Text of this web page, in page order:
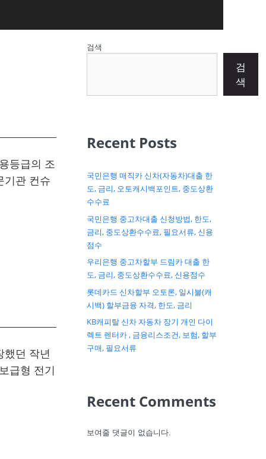
등급의 조
기관 컨슈
했던 작년
급형 전기
검색
검
색
Recent Posts
국민은행 매직카 신차(자동차)대출 한
도, 금리, 오토캐시백포인트, 중도상환
수수료
국민은행 중고차대출 신청방법, 한도,
금리, 중도상환수수료, 필요서류, 신용
점수
우리은행 중고차할부 드림카 대출 한
도, 금리, 중도상환수수료, 신용점수
롯데카드 신차할부 오토론, 일시불(캐
시백) 할부금융 자격, 한도, 금리
KB캐피탈 신차 자동차 장기 개인 다이
렉트 렌터카 , 금융리스조건, 보험, 할부
구매, 필요서류
Recent Comments
보여줄 댓글이 없습니다.